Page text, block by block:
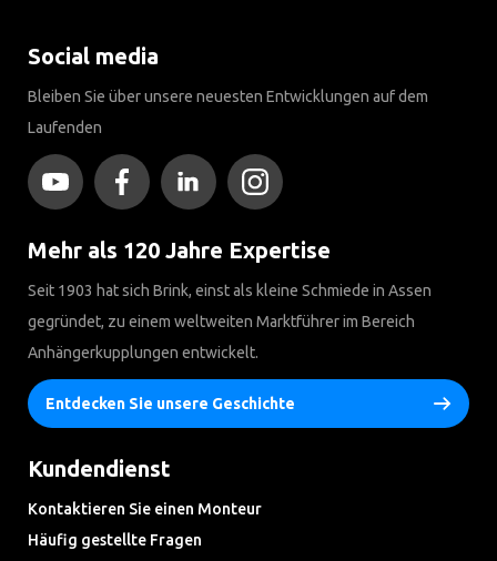
Social media
Bleiben Sie über unsere neuesten Entwicklungen auf dem
Laufenden
Mehr als 120 Jahre Expertise
Seit 1903 hat sich Brink, einst als kleine Schmiede in Assen
gegründet, zu einem weltweiten Marktführer im Bereich
Anhängerkupplungen entwickelt.
Entdecken Sie unsere Geschichte
Kundendienst
Kontaktieren Sie einen Monteur
Häufig gestellte Fragen